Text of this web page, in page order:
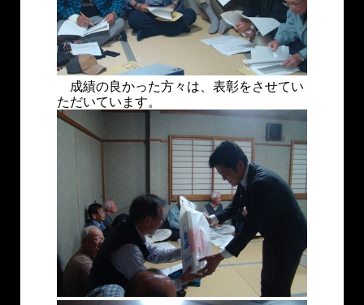
成績の良かった方々は、表彰をさせてい
ただいています。